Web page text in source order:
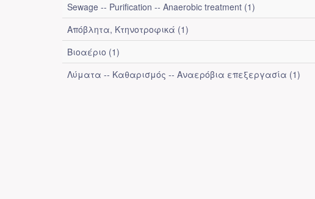
Sewage -- Purification -- Anaerobic treatment (1)
Απόβλητα, Κτηνοτροφικά (1)
Βιοαέριο (1)
Λύματα -- Καθαρισμός -- Αναερόβια επεξεργασία (1)